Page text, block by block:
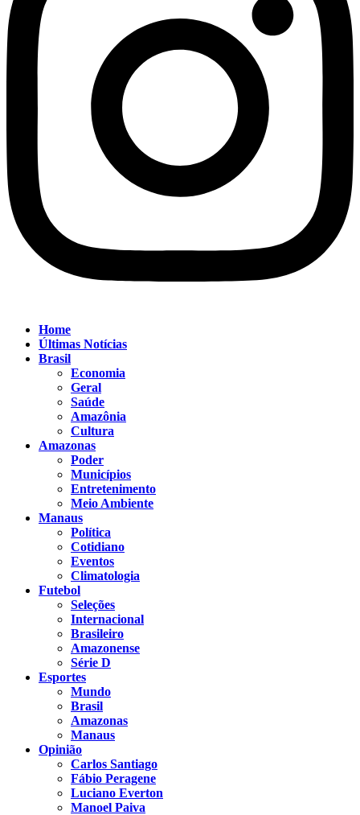
Home
Últimas Notícias
Brasil
Economia
Geral
Saúde
Amazônia
Cultura
Amazonas
Poder
Municípios
Entretenimento
Meio Ambiente
Manaus
Política
Cotidiano
Eventos
Climatologia
Futebol
Seleções
Internacional
Brasileiro
Amazonense
Série D
Esportes
Mundo
Brasil
Amazonas
Manaus
Opinião
Carlos Santiago
Fábio Peragene
Luciano Everton
Manoel Paiva